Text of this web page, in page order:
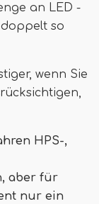
an LED -
doppelt so
wenn Sie
HPS-,
aber für
nur ein